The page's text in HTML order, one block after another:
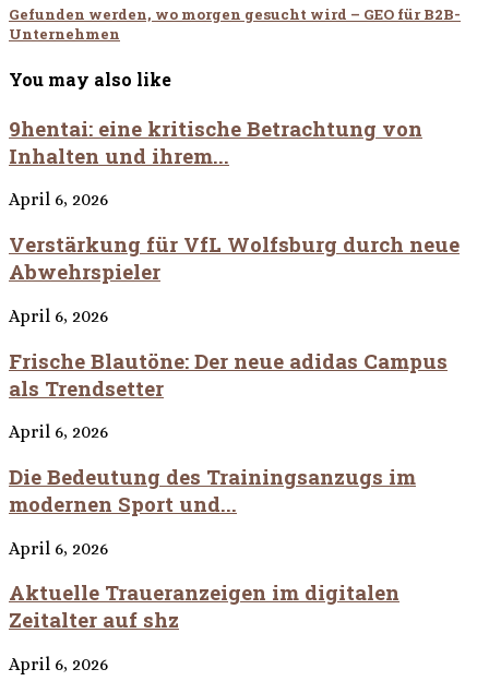
Gefunden werden, wo morgen gesucht wird – GEO für B2B-
Unternehmen
You may also like
9hentai: eine kritische Betrachtung von
Inhalten und ihrem...
April 6, 2026
Verstärkung für VfL Wolfsburg durch neue
Abwehrspieler
April 6, 2026
Frische Blautöne: Der neue adidas Campus
als Trendsetter
April 6, 2026
Die Bedeutung des Trainingsanzugs im
modernen Sport und...
April 6, 2026
Aktuelle Traueranzeigen im digitalen
Zeitalter auf shz
April 6, 2026